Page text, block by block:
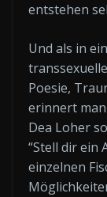
entstehen
Und als in
Poesie,
erinnert
Dea Loher
“Stell dir ein
einzelnen